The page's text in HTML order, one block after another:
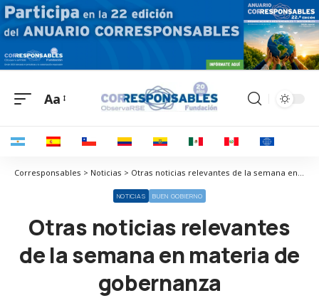
Aa
Corresponsables > Noticias > Otras noticias relevantes de la semana en materia de gobernanza
NOTICIAS BUEN GOBIERNO
Otras noticias relevantes
de la semana en materia de
gobernanza